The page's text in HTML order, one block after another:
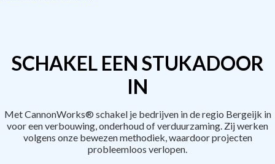
SCHAKEL EEN STUKADOOR
IN
Met CannonWorks® schakel je bedrijven in de regio Bergeijk in
voor een verbouwing, onderhoud of verduurzaming. Zij werken
volgens onze bewezen methodiek, waardoor projecten
probleemloos verlopen.